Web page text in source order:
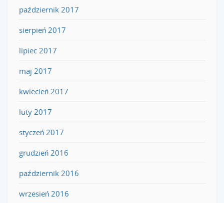
październik 2017
sierpień 2017
lipiec 2017
maj 2017
kwiecień 2017
luty 2017
styczeń 2017
grudzień 2016
październik 2016
wrzesień 2016